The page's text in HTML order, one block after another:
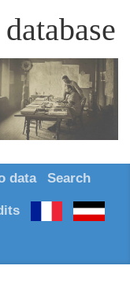
data Search